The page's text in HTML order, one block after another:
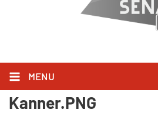
MENU
Capture BCVO Patrick
Kanner.PNG